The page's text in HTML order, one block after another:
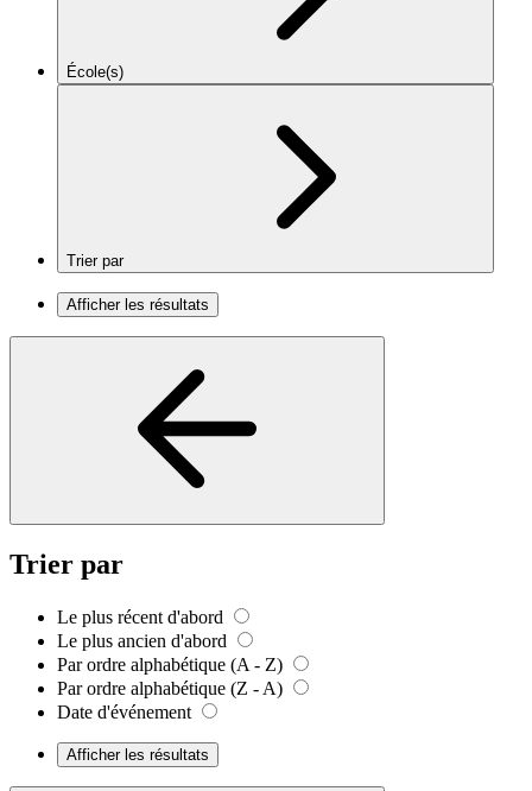
École(s)
Trier par
Afficher les résultats
Trier par
Le plus récent d'abord
Le plus ancien d'abord
Par ordre alphabétique (A - Z)
Par ordre alphabétique (Z - A)
Date d'événement
Afficher les résultats